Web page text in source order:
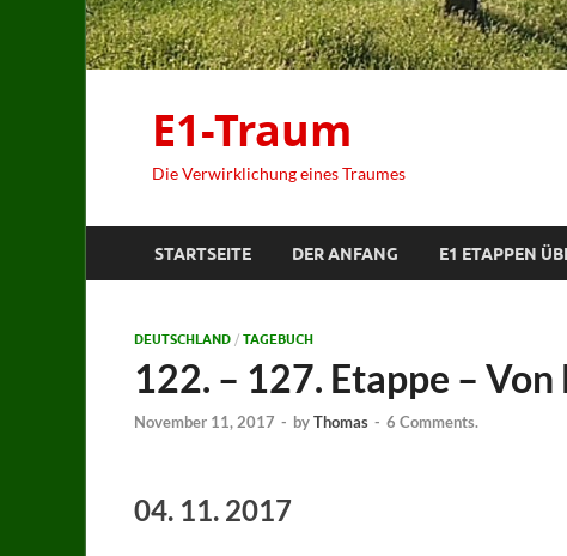
E1-Traum
Die Verwirklichung eines Traumes
STARTSEITE DER ANFANG E1 ETAPPEN
DEUTSCHLAND / TAGEBUCH
122. – 127. Etappe –
November 11, 2017 - byThomas - 6 Comments.
04. 11. 2017